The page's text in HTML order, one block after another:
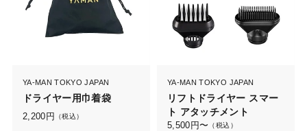
YA-MAN TOKYO JAPAN
ドライヤー用巾着袋
2,200 円 （税込）
YA-MAN TOKYO JAPAN
リフトドライヤー スマー
ト アタッチメント
5,500 円〜 （税込）